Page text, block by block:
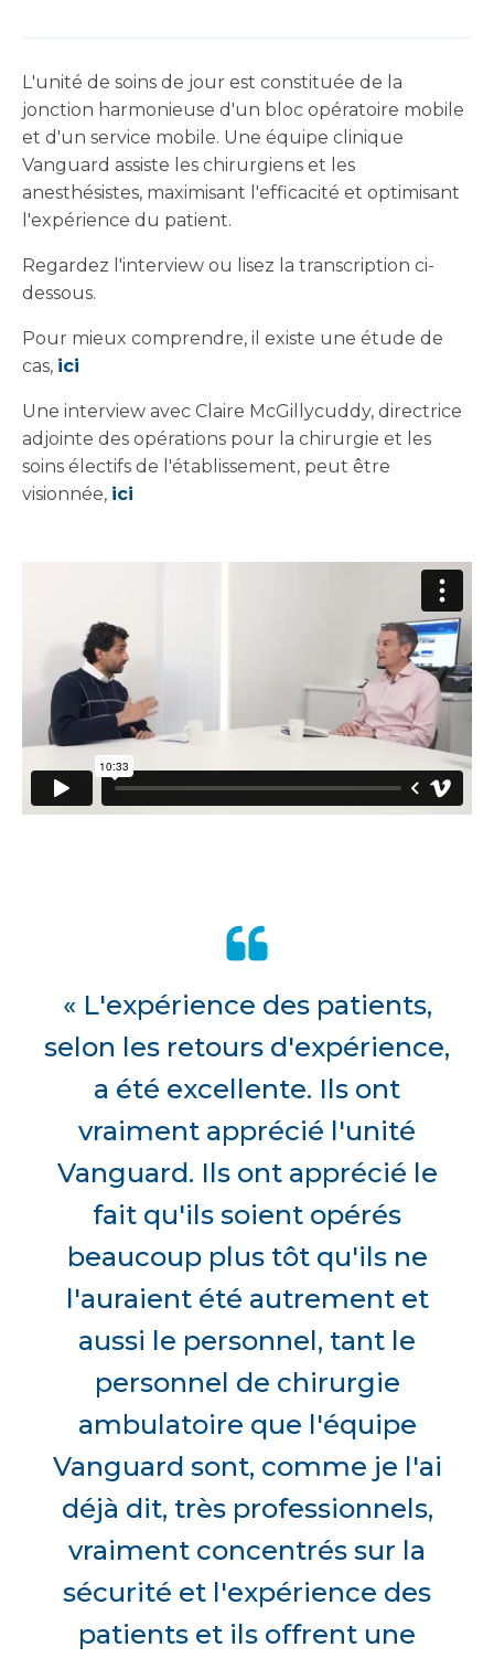
L'unité de soins de jour est constituée de la
jonction harmonieuse d'un bloc opératoire mobile
et d'un service mobile. Une équipe clinique
Vanguard assiste les chirurgiens et les
anesthésistes, maximisant l'efficacité et optimisant
l'expérience du patient.
Regardez l'interview ou lisez la transcription ci-
dessous.
Pour mieux comprendre, il existe une étude de
cas, ici
Une interview avec Claire McGillycuddy, directrice
adjointe des opérations pour la chirurgie et les
soins électifs de l'établissement, peut être
visionnée, ici
« L'expérience des patients,
selon les retours d'expérience,
a été excellente. Ils ont
vraiment apprécié l'unité
Vanguard. Ils ont apprécié le
fait qu'ils soient opérés
beaucoup plus tôt qu'ils ne
l'auraient été autrement et
aussi le personnel, tant le
personnel de chirurgie
ambulatoire que l'équipe
Vanguard sont, comme je l'ai
déjà dit, très professionnels,
vraiment concentrés sur la
sécurité et l'expérience des
patients et ils offrent une